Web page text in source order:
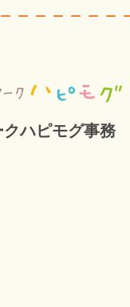
ハピモグ事務